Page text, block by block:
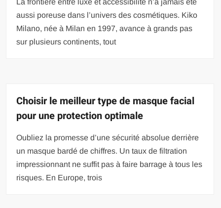
aussi poreuse dans l’univers des cosmétiques. Kiko
Milano, née à Milan en 1997, avance à grands pas
sur plusieurs continents, tout
Choisir le meilleur type de masque facial
pour une protection optimale
Oubliez la promesse d’une sécurité absolue derrière
un masque bardé de chiffres. Un taux de filtration
impressionnant ne suffit pas à faire barrage à tous les
risques. En Europe, trois